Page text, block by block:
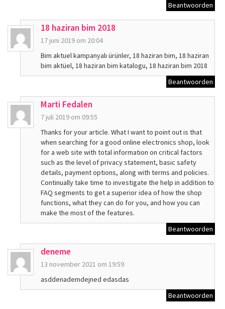
Beantwoorden
18 haziran bim 2018
17 juni 2019 om 20:04
Bim aktuel kampanyalı ürünler, 18 haziran bim, 18 haziran
bim aktüel, 18 haziran bim katalogu, 18 haziran bim 2018
Beantwoorden
Marti Fedalen
7 juli 2019 om 09:55
Thanks for your article. What I want to point out is that
when searching for a good online electronics shop, look
for a web site with total information on critical factors
such as the level of privacy statement, basic safety
details, payment options, along with terms and policies.
Continually take time to investigate the help in addition to
FAQ segments to get a superior idea of how the shop
functions, what they can do for you, and how you can
make the most of the features.
Beantwoorden
deneme
13 november 2021 om 19:59
asddenademdejned edasdas
Beantwoorden